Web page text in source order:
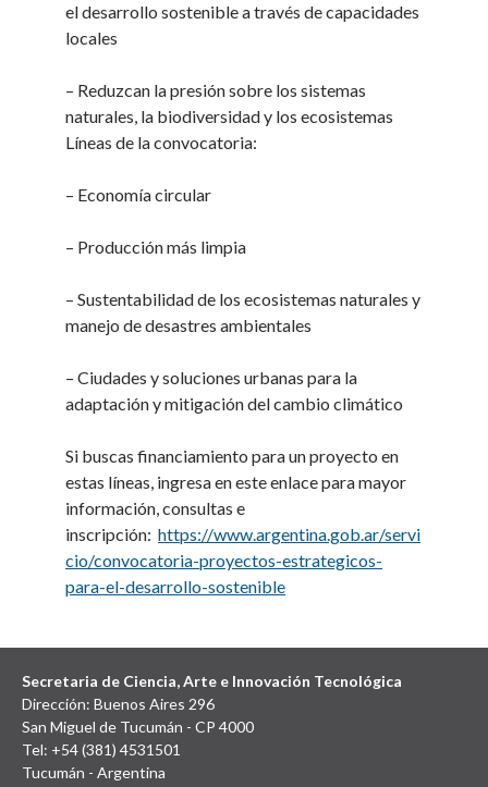
el desarrollo sostenible a través de capacidades
locales
– Reduzcan la presión sobre los sistemas
naturales, la biodiversidad y los ecosistemas
Líneas de la convocatoria:
– Economía circular
– Producción más limpia
– Sustentabilidad de los ecosistemas naturales y
manejo de desastres ambientales
– Ciudades y soluciones urbanas para la
adaptación y mitigación del cambio climático
Si buscas financiamiento para un proyecto en
estas líneas, ingresa en este enlace para mayor
información, consultas e
inscripción:https://www.argentina.gob.ar/servi
cio/convocatoria-proyectos-estrategicos-
para-el-desarrollo-sostenible
Secretaria de Ciencia, Arte e Innovación Tecnológica
Dirección: Buenos Aires 296
San Miguel de Tucumán - CP 4000
Tel: +54 (381) 4531501
Tucumán - Argentina